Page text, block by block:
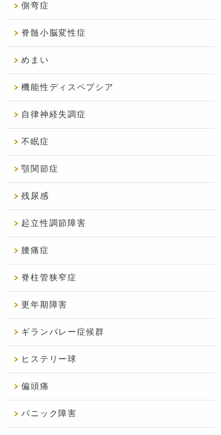
側弯症
脊髄小脳変性症
めまい
機能性ディスペプシア
自律神経失調症
不眠症
顎関節症
残尿感
起立性調節障害
腰痛症
脊柱管狭窄症
更年期障害
ギランバレー症候群
ヒステリー球
偏頭痛
パニック障害